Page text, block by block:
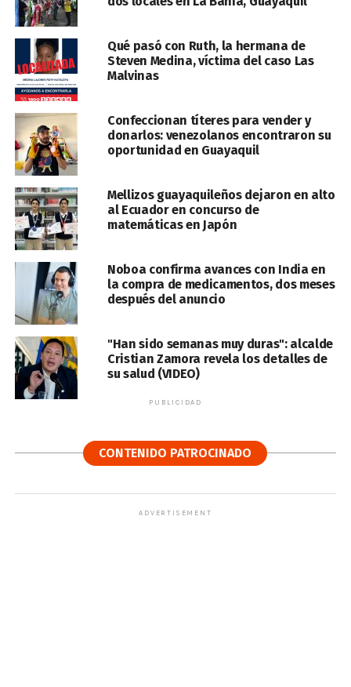
Qué pasó con Ruth, la hermana de
Steven Medina, víctima del caso Las
Malvinas
Confeccionan títeres para vender y
donarlos: venezolanos encontraron su
oportunidad en Guayaquil
Mellizos guayaquileños dejaron en alto
al Ecuador en concurso de
matemáticas en Japón
Noboa confirma avances con India en
la compra de medicamentos, dos meses
después del anuncio
"Han sido semanas muy duras": alcalde
Cristian Zamora revela los detalles de
su salud (VIDEO)
PUBLICIDAD
CONTENIDO PATROCINADO
ADVERTISEMENT